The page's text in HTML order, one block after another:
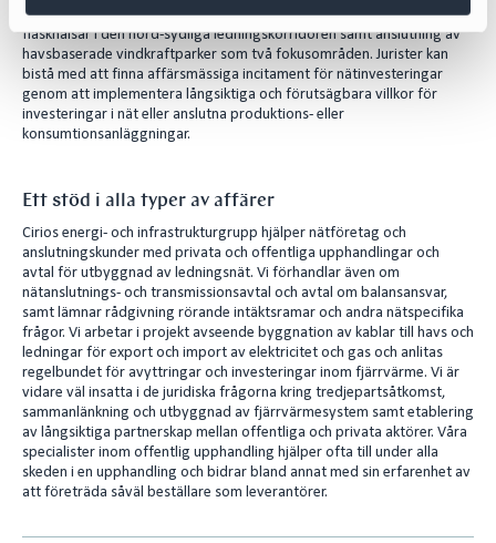
investeringar i elnäten. I Sverige uppfattas borttagandet av
flaskhalsar i den nord-sydliga ledningskorridoren samt anslutning av
havsbaserade vindkraftparker som två fokusområden. Jurister kan
bistå med att finna affärsmässiga incitament för nätinvesteringar
genom att implementera långsiktiga och förutsägbara villkor för
investeringar i nät eller anslutna produktions- eller
konsumtionsanläggningar.
Ett stöd i alla typer av affärer
Cirios energi- och infrastrukturgrupp hjälper nätföretag och
anslutningskunder med privata och offentliga upphandlingar och
avtal för utbyggnad av ledningsnät. Vi förhandlar även om
nätanslutnings- och transmissionsavtal och avtal om balansansvar,
samt lämnar rådgivning rörande intäktsramar och andra nätspecifika
frågor. Vi arbetar i projekt avseende byggnation av kablar till havs och
ledningar för export och import av elektricitet och gas och anlitas
regelbundet för avyttringar och investeringar inom fjärrvärme. Vi är
vidare väl insatta i de juridiska frågorna kring tredjepartsåtkomst,
sammanlänkning och utbyggnad av fjärrvärmesystem samt etablering
av långsiktiga partnerskap mellan offentliga och privata aktörer. Våra
specialister inom offentlig upphandling hjälper ofta till under alla
skeden i en upphandling och bidrar bland annat med sin erfarenhet av
att företräda såväl beställare som leverantörer.